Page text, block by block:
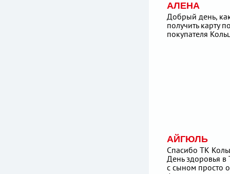
АЛЕНА
Добрый день,
получить карту
покупателя
АЙГЮЛЬ
Спасибо ТК
День здоровья
с сыном просто